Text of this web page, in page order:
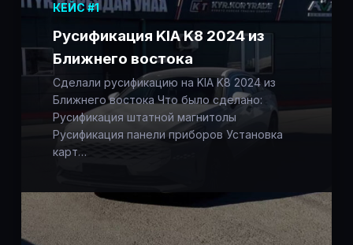
КЕЙС #1
Русификация KIA K8 2024 из
Ближнего востока
Сделали русификацию на KIA K8 2024 из
Ближнего востока Что было сделано:
Русификация штатной магнитолы
Русификация панели приборов Установка
карт…